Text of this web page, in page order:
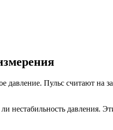
давление. Пульс считают
нестабильность давления.